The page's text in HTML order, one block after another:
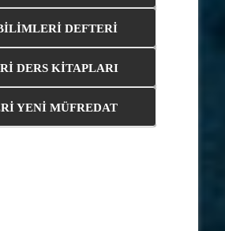
DEFTERİ
DERS KİTAPLARI
YENİ MÜFREDAT